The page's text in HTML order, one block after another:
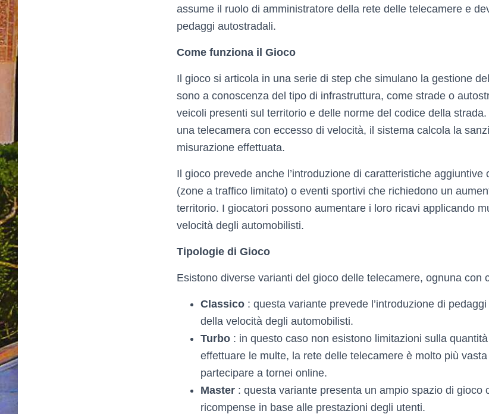
assume il ruolo di amministratore della rete delle telecamere e
pedaggi autostradali.
Come funziona il Gioco
Il gioco si articola in una serie di step che simulano la gestione
sono a conoscenza del tipo di infrastruttura, come strade o
veicoli presenti sul territorio e delle norme del codice della
una telecamera con eccesso di velocità, il sistema calcola la
misurazione effettuata.
Il gioco prevede anche l’introduzione di caratteristiche aggiuntive
(zone a traffico limitato) o eventi sportivi che richiedono un
territorio. I giocatori possono aumentare i loro ricavi applicando
velocità degli automobilisti.
Tipologie di Gioco
Esistono diverse varianti del gioco delle telecamere, ognuna con
Classico : questa variante prevede l’introduzione di
della velocità degli automobilisti.
Turbo : in questo caso non esistono limitazioni sulla
effettuare le multe, la rete delle telecamere è molto più
partecipare a tornei online.
Master : questa variante presenta un ampio spazio di gioco
ricompense in base alle prestazioni degli utenti.